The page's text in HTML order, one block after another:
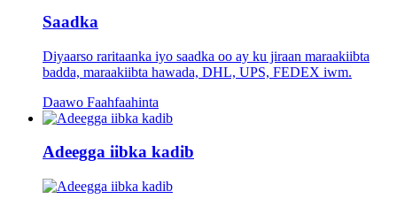
Saadka
Diyaarso raritaanka iyo saadka oo ay ku jiraan maraakiibta
badda, maraakiibta hawada, DHL, UPS, FEDEX iwm.
Daawo Faahfaahinta
Adeegga iibka kadib